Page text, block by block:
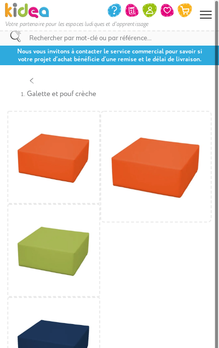
Votre partenaire pour les espaces ludiques et d'apprentissage
Nous vous invitons à contacter le service commercial pour savoir si
votre projet d’achat bénéficie d’une remise et le délai de livraison.
Galette et pouf crèche